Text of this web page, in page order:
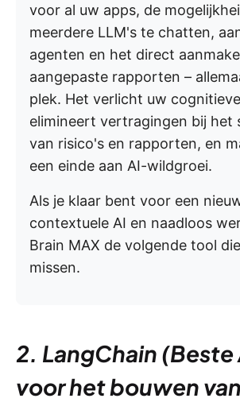
voor al uw apps, de
meerdere LLM's te chatten,
agenten en het direct
aangepaste rapporten –
plek. Het verlicht uw
elimineert vertragingen bij het
van risico's en rapporten, en
een einde aan AI-wildgroei.
Als je klaar bent voor een
contextuele AI en naadloos
Brain MAX de volgende tool
missen.
2. LangChain
voor het bouwen van